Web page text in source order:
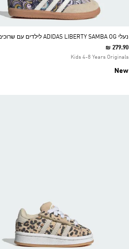
נעלי ADIDAS LIBERTY SAMBA OG לילדים עם שרוכים
₪ 279.90
Kids 4-8 Years Originals
New